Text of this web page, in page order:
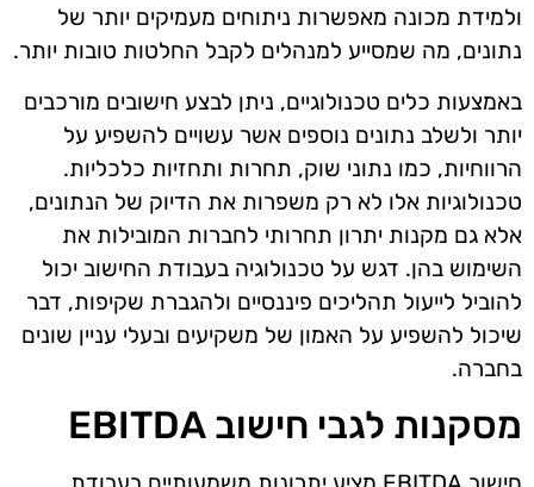
ולמידת מכונה מאפשרות ניתוחים מעמיקים יותר של
נתונים, מה שמסייע למנהלים לקבל החלטות טובות יותר.
באמצעות כלים טכנולוגיים, ניתן לבצע חישובים מורכבים
יותר ולשלב נתונים נוספים אשר עשויים להשפיע על
הרווחיות, כמו נתוני שוק, תחרות ותחזיות כלכליות.
טכנולוגיות אלו לא רק משפרות את הדיוק של הנתונים,
אלא גם מקנות יתרון תחרותי לחברות המובילות את
השימוש בהן. דגש על טכנולוגיה בעבודת החישוב יכול
להוביל לייעול תהליכים פיננסיים ולהגברת שקיפות, דבר
שיכול להשפיע על האמון של משקיעים ובעלי עניין שונים
בחברה.
מסקנות לגבי חישוב EBITDA